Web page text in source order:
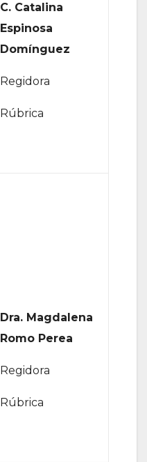
C. Catalina
Espinosa
Domínguez
Regidora
Rúbrica
Dra. Magdalena
Romo Perea
Regidora
Rúbrica